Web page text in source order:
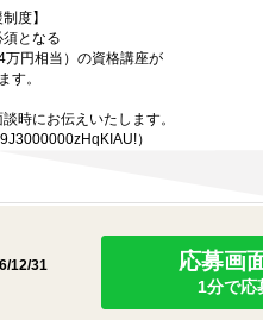
度】
となる
万円相当）の資格講座が
す。
時にお伝えいたします。
）
12/31
応募画
1分で応